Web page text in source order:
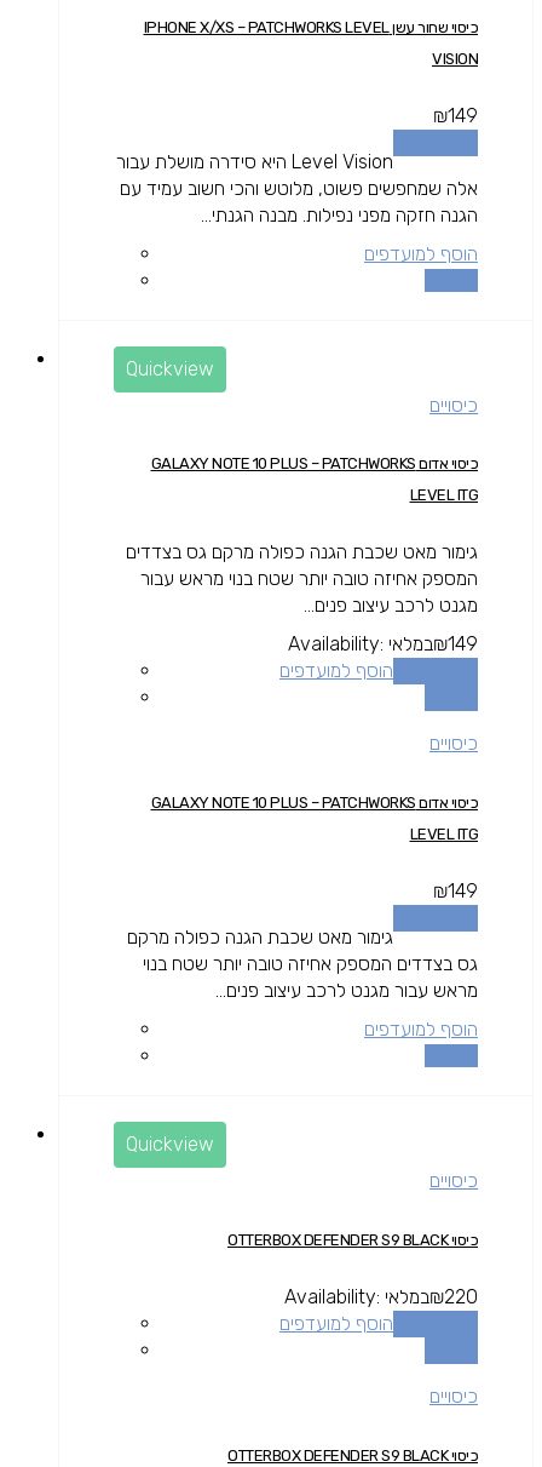
כיסוי שחור עשן IPHONE X/XS – PATCHWORKS LEVEL
VISION
₪149
Level Vision היא סידרה מושלת עבור
אלה שמחפשים פשוט, מלוטש והכי חשוב עמיד עם
הגנה חזקה מפני נפילות. מבנה הגנתי...
הוסף למועדפים
Quickview
כיסויים
כיסוי אדום GALAXY NOTE 10 PLUS – PATCHWORKS
LEVEL ITG
גימור מאט שכבת הגנה כפולה מרקם גס בצדדים
המספק אחיזה טובה יותר שטח בנוי מראש עבור
מגנט לרכב עיצוב פנים...
₪149
Availability: במלאי
הוסף למועדפים
כיסויים
כיסוי אדום GALAXY NOTE 10 PLUS – PATCHWORKS
LEVEL ITG
₪149
גימור מאט שכבת הגנה כפולה מרקם
גס בצדדים המספק אחיזה טובה יותר שטח בנוי
מראש עבור מגנט לרכב עיצוב פנים...
הוסף למועדפים
Quickview
כיסויים
כיסוי OTTERBOX DEFENDER S9 BLACK
₪220
Availability: במלאי
הוסף למועדפים
כיסויים
כיסוי OTTERBOX DEFENDER S9 BLACK